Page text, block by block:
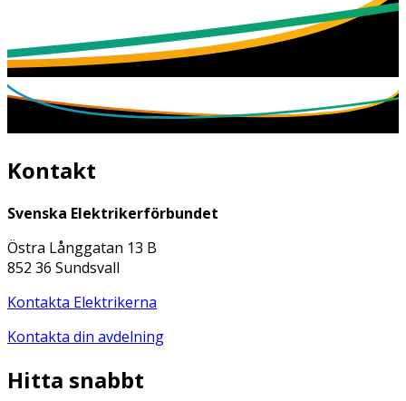
Kontakt
Svenska Elektrikerförbundet
Östra Långgatan 13 B
852 36 Sundsvall
Kontakta Elektrikerna
Kontakta din avdelning
Hitta snabbt